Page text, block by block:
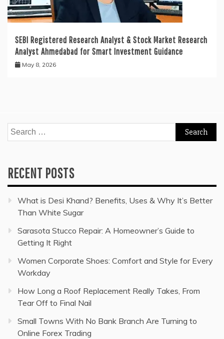
SEBI Registered Research Analyst & Stock Market Research
Analyst Ahmedabad for Smart Investment Guidance
May 8, 2026
Search
for:
RECENT POSTS
What is Desi Khand? Benefits, Uses & Why It’s Better
Than White Sugar
Sarasota Stucco Repair: A Homeowner’s Guide to
Getting It Right
Women Corporate Shoes: Comfort and Style for Every
Workday
How Long a Roof Replacement Really Takes, From
Tear Off to Final Nail
Small Towns With No Bank Branch Are Turning to
Online Forex Trading